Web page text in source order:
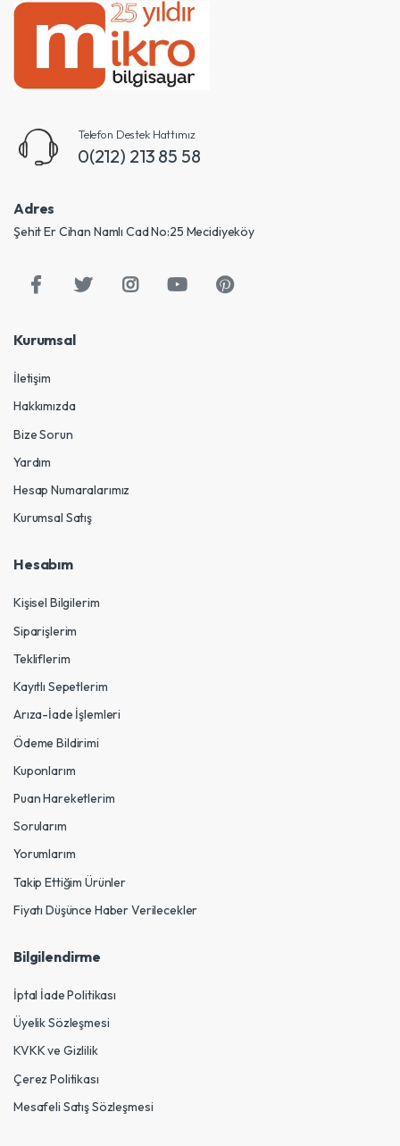
Telefon Destek Hattımız
0(212) 213 85 58
Adres
Şehit Er Cihan Namlı Cad No:25 Mecidiyeköy
Kurumsal
İletişim
Hakkımızda
Bize Sorun
Yardım
Hesap Numaralarımız
Kurumsal Satış
Hesabım
Kişisel Bilgilerim
Siparişlerim
Tekliflerim
Kayıtlı Sepetlerim
Arıza-İade İşlemleri
Ödeme Bildirimi
Kuponlarım
Puan Hareketlerim
Sorularım
Yorumlarım
Takip Ettiğim Ürünler
Fiyatı Düşünce Haber Verilecekler
Bilgilendirme
İptal İade Politikası
Üyelik Sözleşmesi
KVKK ve Gizlilik
Çerez Politikası
Mesafeli Satış Sözleşmesi